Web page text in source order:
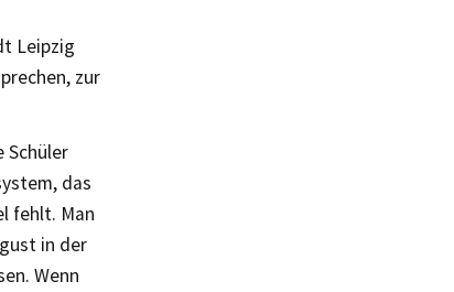
Leipzig
zur
Schüler
das
fehlt. Man
in der
Wenn